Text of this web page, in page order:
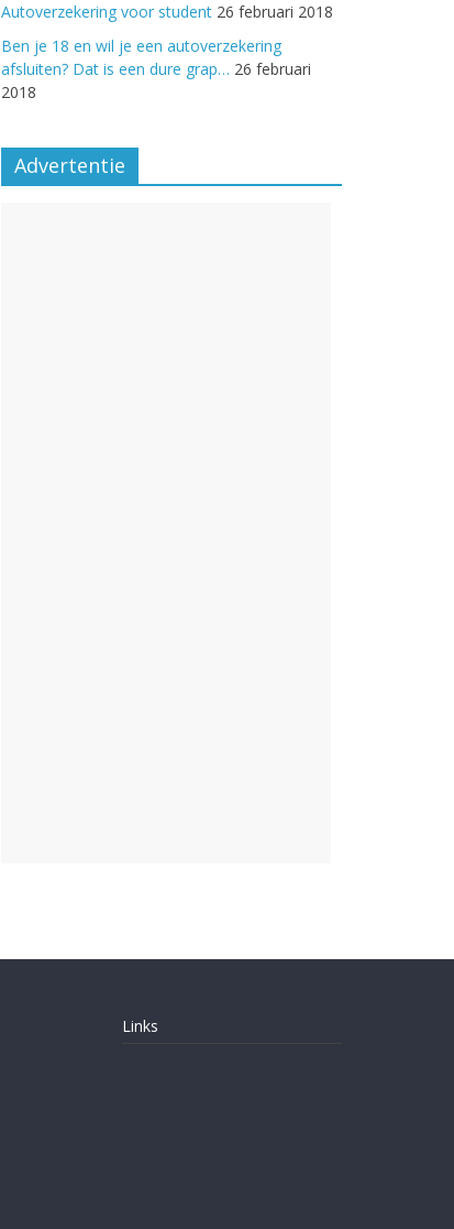
Autoverzekering voor student 26 februari 2018
Ben je 18 en wil je een autoverzekering
afsluiten? Dat is een dure grap… 26 februari
2018
Advertentie
Links